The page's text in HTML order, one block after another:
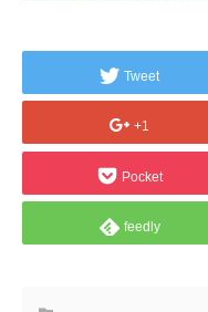
Tweet
+1
Pocket
feedly